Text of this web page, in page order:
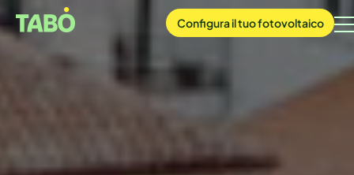
Configurail tuofotovoltaico